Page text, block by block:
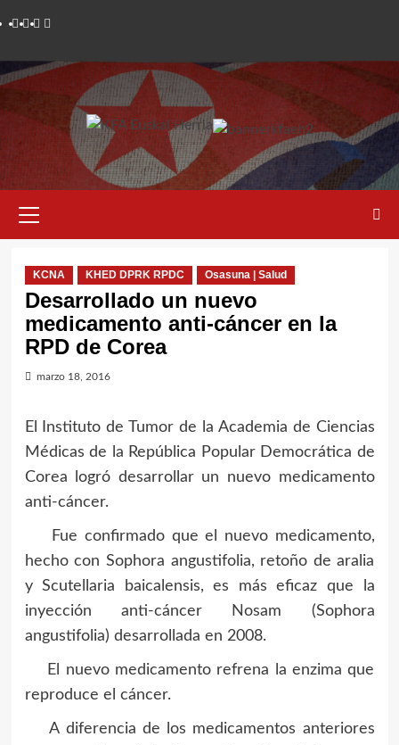
Twitter
YouTube
Telegram
Facebook
primario
KCNA KHED DPRK RPDC Osasuna | Salud
Desarrollado un nuevo
medicamento anti-cáncer en la
RPD de Corea
marzo 18, 2016
El Instituto de Tumor de la Academia de Ciencias
Médicas de la República Popular Democrática de
Corea logró desarrollar un nuevo medicamento
anti-cáncer.
Fue confirmado que el nuevo medicamento,
hecho con Sophora angustifolia, retoño de aralia
y Scutellaria baicalensis, es más eficaz que la
inyección anti-cáncer Nosam (Sophora
angustifolia) desarrollada en 2008.
El nuevo medicamento refrena la enzima que
reproduce el cáncer.
A diferencia de los medicamentos anteriores